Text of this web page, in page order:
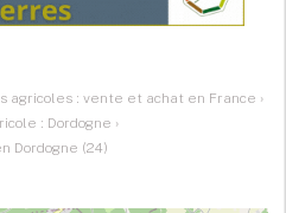
agricoles : vente et achat en France ›
: Dordogne ›
Dordogne (24)